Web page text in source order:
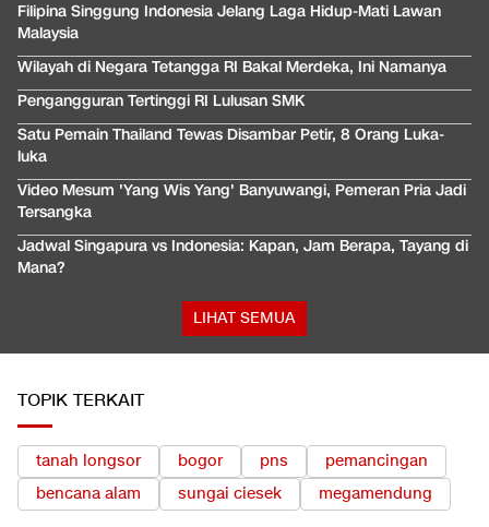
Filipina Singgung Indonesia Jelang Laga Hidup-Mati Lawan
Malaysia
Wilayah di Negara Tetangga RI Bakal Merdeka, Ini Namanya
Pengangguran Tertinggi RI Lulusan SMK
Satu Pemain Thailand Tewas Disambar Petir, 8 Orang Luka-
luka
Video Mesum 'Yang Wis Yang' Banyuwangi, Pemeran Pria Jadi
Tersangka
Jadwal Singapura vs Indonesia: Kapan, Jam Berapa, Tayang di
Mana?
LIHAT SEMUA
TOPIK TERKAIT
tanah longsor bogor pns
pemancingan
bencana alam
sungai ciesek megamendung